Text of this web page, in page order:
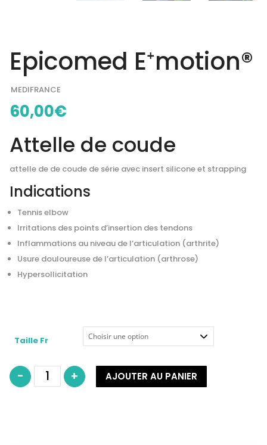
Epicomed E⁺motion®
MEDIFRANCE
60,00€
Attelle de coude
attelle de de coude de série avec insert silicone et strapping
Indications
Tennis elbow
Irritations des points d’insertion des tendons
Inflammations au niveau de l’articulation (arthrite)
Usure douloureuse de l’articulation (arthrose)
Hypersollicitation
Taille Fr
- quantité
Epicomed+ AJOUTER AU PANIER